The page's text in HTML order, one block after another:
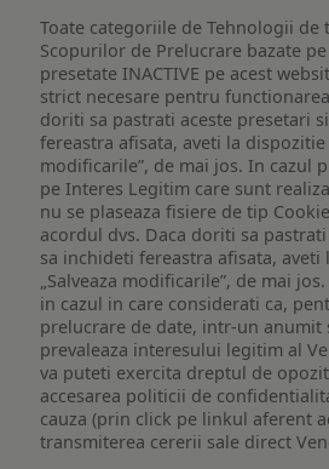
Toate categoriile de Tehnologii de
Scopurilor de Prelucrare bazate
presetate INACTIVE pe acest
strict necesare pentru
doriti sa pastrati aceste presetari
fereastra afisata, aveti la dispozitie
modificarile”, de mai jos. In cazul
pe Interes Legitim care sunt
nu se plaseaza fisiere de tip
acordul dvs. Daca doriti sa
sa inchideti fereastra afisata,
„Salveaza modificarile”, de mai
in cazul in care considerati ca,
prelucrare de date, intr-un anumit
prevaleaza interesului legitim al
va puteti exercita dreptul de
accesarea politicii de
cauza (prin click pe linkul aferent
transmiterea cererii sale direct